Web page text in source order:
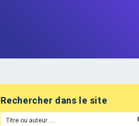
Rechercher dans le site